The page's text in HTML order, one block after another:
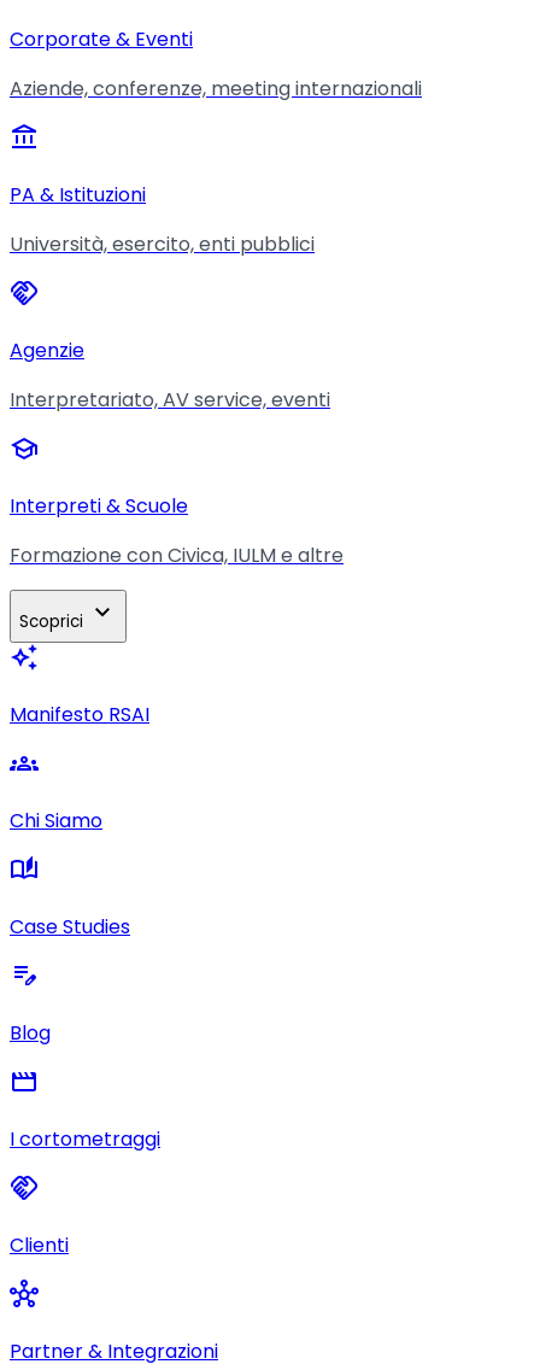
Corporate & Eventi
Aziende, conferenze, meeting internazionali
account_balance
PA & Istituzioni
Università, esercito, enti pubblici
handshake
Agenzie
Interpretariato, AV service, eventi
school
Interpreti & Scuole
Formazione con Civica, IULM e altre
Scoprici expand_more
auto_awesome
Manifesto RSAI
groups
Chi Siamo
auto_stories
Case Studies
edit_note
Blog
movie
I cortometraggi
handshake
Clienti
hub
Partner & Integrazioni